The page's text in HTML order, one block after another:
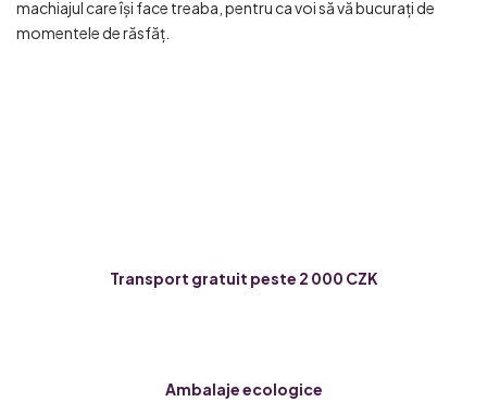
machiajul care își face treaba, pentru ca voi să vă bucurați de
momentele de răsfăț.
Transport gratuit peste 2 000 CZK
Ambalaje ecologice